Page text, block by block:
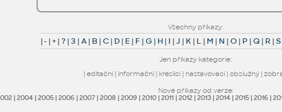
Všechny příkazy:
|- |+|?|3 |A| B|C| D| E| F |G| H| I |J | K| L | M | N |O| P |Q| R |S
Jen příkazy kategorie:
| editační| informační| kreslicí| nastavovací| obslužný|
Nové příkazy od verze:
| 2004| 2005| 2006| 2007| 2008 | 2009| 2010| 2011| 2012| 2013| 2014| 2015| 2016|